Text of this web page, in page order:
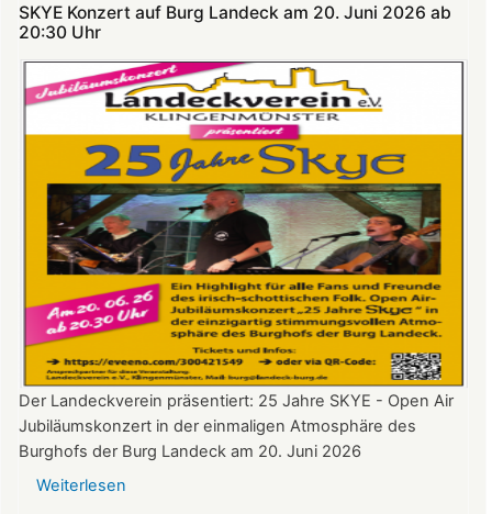
Theatersommer
Burg
Landeck
SKYE Konzert auf Burg Landeck am 20. Juni 2026 ab
20:30 Uhr​​​​​​​​​​​​​​
Der Landeckverein präsentiert: 25 Jahre SKYE - Open Air
Jubiläumskonzert in der einmaligen Atmosphäre des
Burghofs der Burg Landeck am 20. Juni 2026
Weiterlesen